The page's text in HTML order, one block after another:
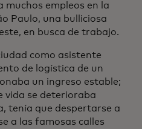
muchos empleos en la
Paulo, una bulliciosa
en busca de trabajo.
como asistente
de logística de un
un ingreso estable;
vida se deterioraba
tenía que despertarse a
a las famosas calles